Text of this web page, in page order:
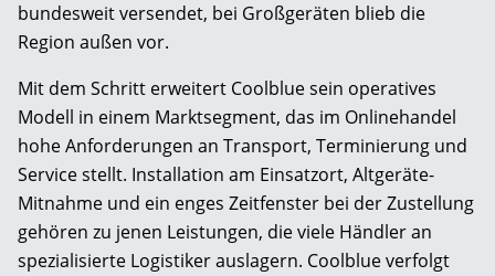
bundesweit versendet, bei Großgeräten blieb die
Region außen vor.
Mit dem Schritt erweitert Coolblue sein operatives
Modell in einem Marktsegment, das im Onlinehandel
hohe Anforderungen an Transport, Terminierung und
Service stellt. Installation am Einsatzort, Altgeräte-
Mitnahme und ein enges Zeitfenster bei der Zustellung
gehören zu jenen Leistungen, die viele Händler an
spezialisierte Logistiker auslagern. Coolblue verfolgt